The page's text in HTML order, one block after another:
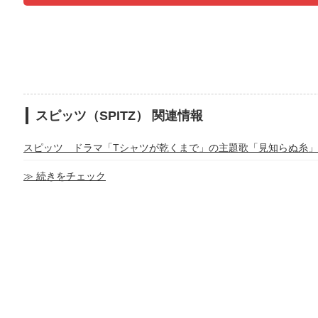
スピッツ（SPITZ） 関連情報
スピッツ ドラマ「Tシャツが乾くまで」の主題歌「見知らぬ糸
≫ 続きをチェック